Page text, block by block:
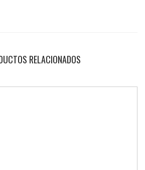
RELACIONADOS